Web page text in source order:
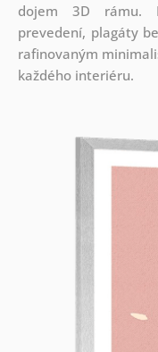
dojem 3D rámu.
prevedení, plagáty
rafinovaným
každého interiéru.